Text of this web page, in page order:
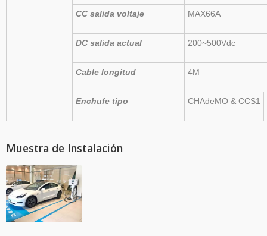
CC salida voltaje MAX66A
DC salida actual 200~500Vdc
Cable longitud 4M
Enchufe tipo CHAdeMO & CCS1
Muestra de Instalación